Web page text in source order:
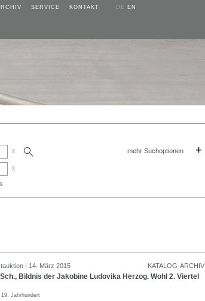
SERVICE KONTAKT DE EN
x mehr Suchoptionen +
x
| 14. März 2015 KATALOG-ARCHIV
Bildnis der Jakobine Ludovika Herzog. Wohl 2. Viertel
19. Jahrhundert